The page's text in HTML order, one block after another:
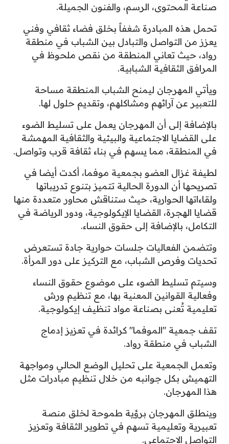
صناعة المحتوى، الرسم، والفنون الجميلة.
تحمل هذه المبادرة شغفاً بخلق فضاء ثقافي وفني
يعزز من التواصل والتبادل بين الشباب في منطقة
رواد، حيث تعاني المنطقة من نقص ملحوظ في
المرافق الثقافية الشبابية.
ويأتي المهرجان ليمنح الشباب المنطقة مساحة
للتعبير عن آرائهم ومشاكلهم، وتقديم حلول لها.
بالإضافة إلى أن المهرجان يعمل على تسليط الضوء
على القضايا الاجتماعية والبيئية والثقافية المهمشة
في المنطقة، مما يسهم في بناء ثقافة قرب وتواصل.
لطيفة غزال العضو بجمعية موفما، أكدت أيضا في
تصريحها أن الدورة الحالية تتميز بتنوع تدريباتها
ولقاءاتها الحوارية، حيث ستناقش محاور متعددة منها
قضايا الهجرة، القضايا الإيكولوجية، ودور الرياضة في
التكامل، بالإضافة إلى حقوق النساء.
وتتضمن الفعاليات جلسات حوارية جادة تستعرض
تحديات وفرص الشباب، مع التركيز على دور المرأة.
وسيتم تسليط الضوء على موضوع حقوق النساء
وفعالية القوانين المعنية بها، مع تنظيم ورش
تعليمية تُعنى بصناعة مواد تنظيف إيكولوجية.
تقف جمعية "الموفما" كرائدة في تعزيز إدماج
الشباب في منطقة رواد.
وتعمل الجمعية على تحليل الوضع الحالي ومواجهة
التهميش بكل جوانبه من خلال تنظيم مبادرات مثل
هذا المهرجان.
وينطلق المهرجان برؤية طموحة لخلق منصة
تعبيرية وتعليمية تسهم في تطوير الثقافة وتعزيز
التواصل الاجتماعي.